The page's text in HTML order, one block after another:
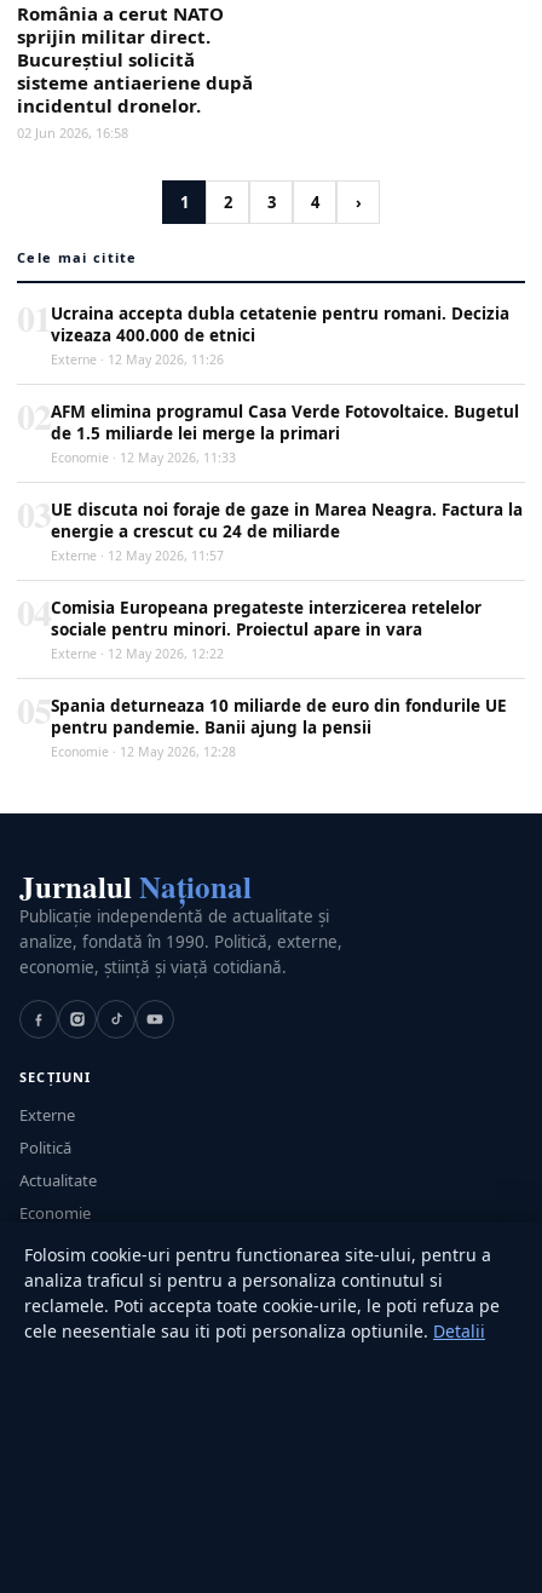
România a cerut NATO
sprijin militar direct.
Bucureștiul solicită
sisteme antiaeriene după
incidentul dronelor.
02 Jun 2026, 16:58
1 2 3 4 ›
Cele mai citite
Ucraina accepta dubla cetatenie pentru romani. Decizia
vizeaza 400.000 de etnici
Externe · 12 May 2026, 11:26
AFM elimina programul Casa Verde Fotovoltaice. Bugetul
de 1.5 miliarde lei merge la primari
Economie · 12 May 2026, 11:33
UE discuta noi foraje de gaze in Marea Neagra. Factura la
energie a crescut cu 24 de miliarde
Externe · 12 May 2026, 11:57
Comisia Europeana pregateste interzicerea retelelor
sociale pentru minori. Proiectul apare in vara
Externe · 12 May 2026, 12:22
Spania deturneaza 10 miliarde de euro din fondurile UE
pentru pandemie. Banii ajung la pensii
Economie · 12 May 2026, 12:28
JurnalulNațional
Publicație independentă de actualitate și
analize, fondată în 1990. Politică, externe,
economie, știință și viață cotidiană.
SECȚIUNI
Externe
Politică
Actualitate
Economie
Sănătate
Utile
RUBRICI
Folosim cookie-uri pentru functionarea site-ului, pentru a
analiza traficul si pentru a personaliza continutul si
reclamele. Poti accepta toate cookie-urile, le poti refuza pe
cele neesentiale sau iti poti personaliza optiunile. Detalii